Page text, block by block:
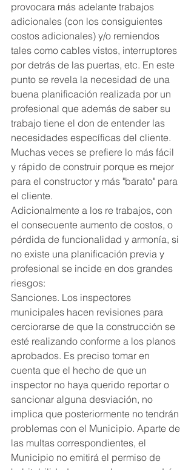
provocara más adelante trabajos
adicionales (con los consiguientes
costos adicionales) y/o remiendos
tales como cables vistos, interruptores
por detrás de las puertas, etc. En este
punto se revela la necesidad de una
buena planificación realizada por un
profesional que además de saber su
trabajo tiene el don de entender las
necesidades específicas del cliente.
Muchas veces se prefiere lo más fácil
y rápido de construir porque es mejor
para el constructor y más "barato" para
el cliente.
Adicionalmente a los re trabajos, con
el consecuente aumento de costos, o
pérdida de funcionalidad y armonía, si
no existe una planificación previa y
profesional se incide en dos grandes
riesgos:
Sanciones. Los inspectores
municipales hacen revisiones para
cerciorarse de que la construcción se
esté realizando conforme a los planos
aprobados. Es preciso tomar en
cuenta que el hecho de que un
inspector no haya querido reportar o
sancionar alguna desviación, no
implica que posteriormente no tendrán
problemas con el Municipio. Aparte de
las multas correspondientes, el
Municipio no emitirá el permiso de